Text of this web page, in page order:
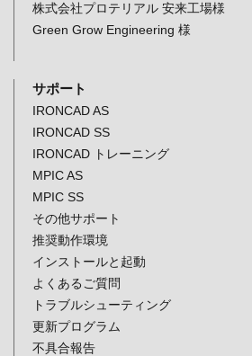
株式会社プロテリアル 安来工場様
Green Grow Engineering 様
サポート
IRONCAD AS
IRONCAD SS
IRONCAD トレーニング
MPIC AS
MPIC SS
その他サポート
推奨動作環境
インストールと起動
よくあるご質問
トラブルシューティング
更新プログラム
不具合報告